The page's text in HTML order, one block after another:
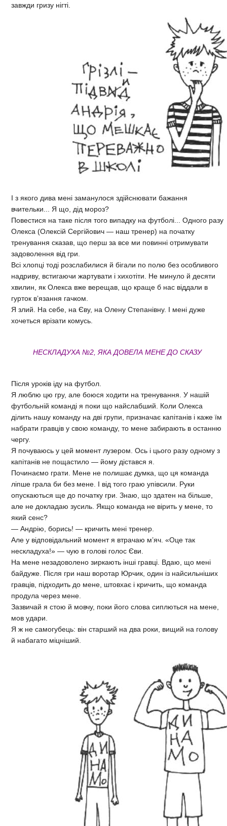
завжди гризу нігті.
І з якого дива мені заманулося здійснювати бажання
вчительки... Я що, дід мороз?
Повестися на таке після того випадку на футболі... Одного разу
Олекса (Олексій Сергійович — наш тренер) на початку
тренування сказав, що перш за все ми повинні отримувати
задоволення від гри.
Всі хлопці тоді розслабилися й бігали по полю без особливого
надриву, встигаючи жартувати і хихотіти. Не минуло й десяти
хвилин, як Олекса вже верещав, що краще б нас віддали в
гурток в’язання гачком.
Я злий. На себе, на Єву, на Олену Степанівну. І мені дуже
хочеться врізати комусь.
НЕСКЛАДУХА №2, ЯКА ДОВЕЛА МЕНЕ ДО СКАЗУ
Після уроків іду на футбол.
Я люблю цю гру, але боюся ходити на тренування. У нашій
футбольній команді я поки що найслабший. Коли Олекса
ділить нашу команду на дві групи, призначає капітанів і каже їм
набрати гравців у свою команду, то мене забирають в останню
чергу.
Я почуваюсь у цей момент лузером. Ось і цього разу одному з
капітанів не пощастило — йому дістався я.
Починаємо грати. Мене не полишає думка, що ця команда
ліпше грала би без мене. І від того граю упівсили. Руки
опускаються ще до початку гри. Знаю, що здатен на більше,
але не докладаю зусиль. Якщо команда не вірить у мене, то
який сенс?
— Андрію, борись! — кричить мені тренер.
Але у відповідальний момент я втрачаю м’яч. «Оце так
нескладуха!» — чую в голові голос Єви.
На мене незадоволено зиркають інші гравці. Вдаю, що мені
байдуже. Після гри наш воротар Юрчик, один із найсильніших
гравців, підходить до мене, штовхає і кричить, що команда
продула через мене.
Зазвичай я стою й мовчу, поки його слова сиплються на мене,
мов удари.
Я ж не самогубець: він старший на два роки, вищий на голову
й набагато міцніший.